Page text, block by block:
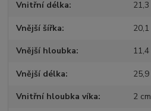
Vnitřní délka
Vnější šířka
Vnější hloubka
Vnější délka
Vnitřní hloubka víka 2 cm